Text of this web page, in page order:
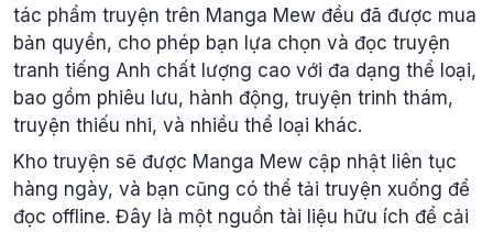
tác phẩm truyện trên Manga Mew đều đã được mua
bản quyền, cho phép bạn lựa chọn và đọc truyện
tranh tiếng Anh chất lượng cao với đa dạng thể loại,
bao gồm phiêu lưu, hành động, truyện trinh thám,
truyện thiếu nhi, và nhiều thể loại khác.
Kho truyện sẽ được Manga Mew cập nhật liên tục
hàng ngày, và bạn cũng có thể tải truyện xuống để
đọc offline. Đây là một nguồn tài liệu hữu ích để cải